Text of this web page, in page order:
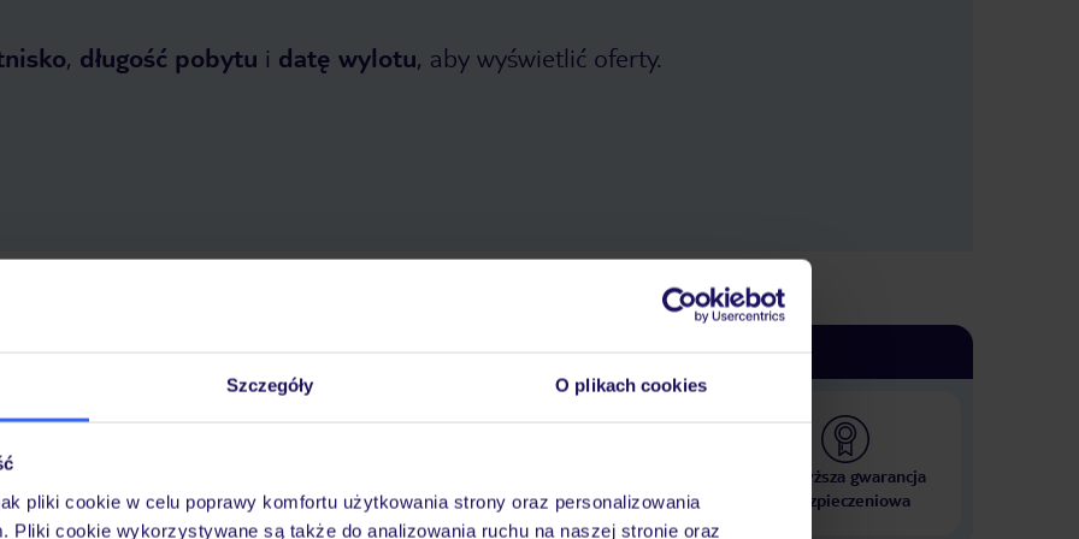
Szczegóły O plikach cookies
pliki cookie w celu poprawy komfortu użytkowania strony oraz personalizowania
Pliki cookie wykorzystywane są także do analizowania ruchu na naszej stronie oraz
, długość pobytu i datę wylotu, aby wyświetlić oferty.
Dlaczego warto wybrać TUI?
wakacjach 24/7
krajach
Najwyższa gwarancja
ubezpieczeniowa